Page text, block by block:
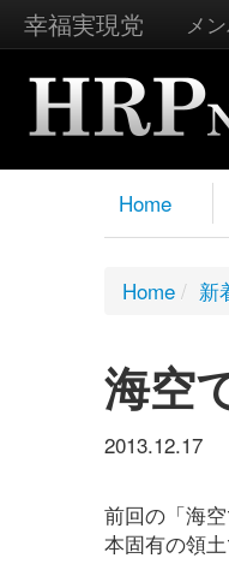
幸福実現党 メ
Home
Home / 新
海空
2013.12.17
前回の「海
本固有の領